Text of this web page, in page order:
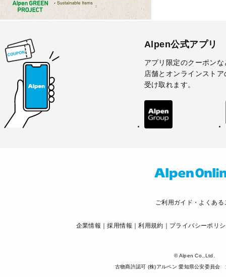
Alpen公式アプリ
アプリ限定のクーポンな
店舗とオンラインスト
受け取れます。
ご利用ガイド・よくある
企業情報 採用情報 利用規約 プライバシーポリ
© Alpen Co.,Ltd.
古物商許認可 (株)アルペン 愛知県公安委員